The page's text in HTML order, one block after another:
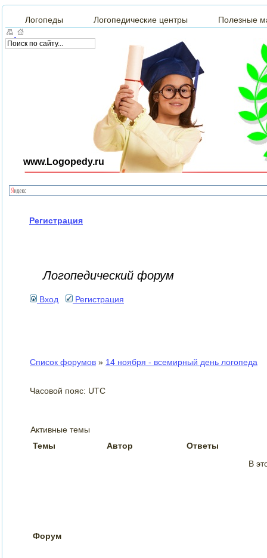
Логопеды Логопедические центры Полезные
www.Logopedy.ru
Регистрация
Логопедический форум
Вход Регистрация
Список форумов » 14 ноября - всемирный день логопеда
Часовой пояс: UTC
Активные темы
Темы
Автор
Ответы
В
Форум